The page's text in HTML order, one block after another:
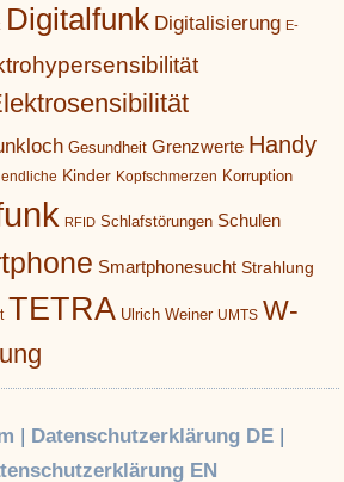
Digitalfunk Digitalisierung E-
Gesundheit Grenzwerte Handy
Kinder Kopfschmerzen Korruption
RFID Schlafstörungen Schulen
Smartphonesucht Strahlung
TETRA Ulrich Weiner UMTS W-
Datenschutzerklärung DE|
EN